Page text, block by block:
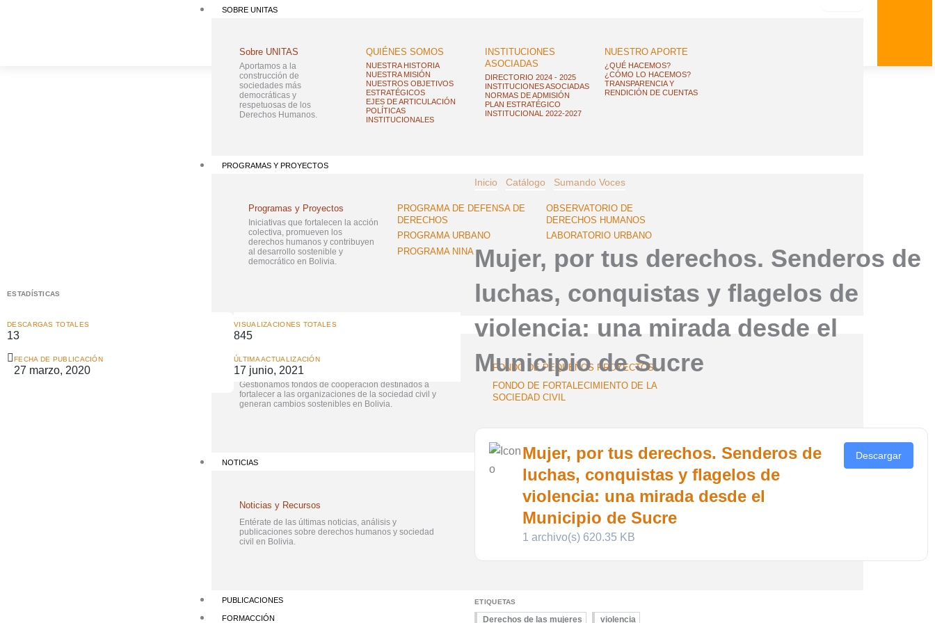
SOBRE UNITAS
Sobre UNITAS
Aportamos a la
construcción de
sociedades más
democráticas y
respetuosas de los
Derechos Humanos.
QUIÉNES SOMOS
NUESTRA HISTORIA
NUESTRA MISIÓN
NUESTROS OBJETIVOS
ESTRATÉGICOS
EJES DE ARTICULACIÓN
POLÍTICAS
INSTITUCIONALES
INSTITUCIONES
ASOCIADAS
DIRECTORIO 2024 - 2025
INSTITUCIONES ASOCIADAS
NORMAS DE ADMISIÓN
PLAN ESTRATÉGICO
INSTITUCIONAL 2022-2027
NUESTRO APORTE
¿QUÉ HACEMOS?
¿CÓMO LO HACEMOS?
TRANSPARENCIA Y
RENDICIÓN DE CUENTAS
PROGRAMAS Y PROYECTOS
Programas y Proyectos
Iniciativas que fortalecen la acción
colectiva, promueven los
derechos humanos y contribuyen
al desarrollo sostenible y
democrático en Bolivia.
PROGRAMA DE DEFENSA DE
DERECHOS
PROGRAMA URBANO
PROGRAMA NINA
OBSERVATORIO DE
DERECHOS HUMANOS
LABORATORIO URBANO
FONDOS DE APOYO
Fondos de Apoyo
Gestionamos fondos de cooperación destinados a
fortalecer a las organizaciones de la sociedad civil y
generan cambios sostenibles en Bolivia.
FONDO DE PEQUEÑOS PROYECTOS
FONDO DE FORTALECIMIENTO DE LA
SOCIEDAD CIVIL
NOTICIAS
Noticias y Recursos
Entérate de las últimas noticias, análisis y
publicaciones sobre derechos humanos y sociedad
civil en Bolivia.
NOTICIAS INSTITUCIONALES
PERIÓDICO SUMANDO VOCES
PUBLICACIONES
FORMACCIÓN
Inicio Catálogo Sumando Voces
ESTADÍSTICAS
DESCARGAS TOTALES
13
VISUALIZACIONES TOTALES
845
FECHA DE PUBLICACIÓN
27 marzo, 2020
ÚLTIMA ACTUALIZACIÓN
17 junio, 2021
Mujer, por tus derechos. Senderos de
luchas, conquistas y flagelos de
violencia: una mirada desde el
Municipio de Sucre
Mujer, por tus derechos. Senderos de
luchas, conquistas y flagelos de
violencia: una mirada desde el
Municipio de Sucre
1 archivo(s) 620.35 KB
Descargar
ETIQUETAS
Derechos de las mujeres violencia